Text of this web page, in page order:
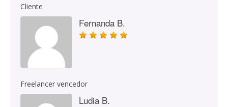
Cliente
Fernanda B.
Freelancer vencedor
Ludia B.